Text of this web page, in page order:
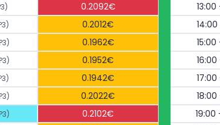
0.2092€
0.2012€
0.1962€
0.1952€
0.1942€
0.2022€
0.2102€
13:00
14:00
15:00
16:00
17:00
18:00
19:00